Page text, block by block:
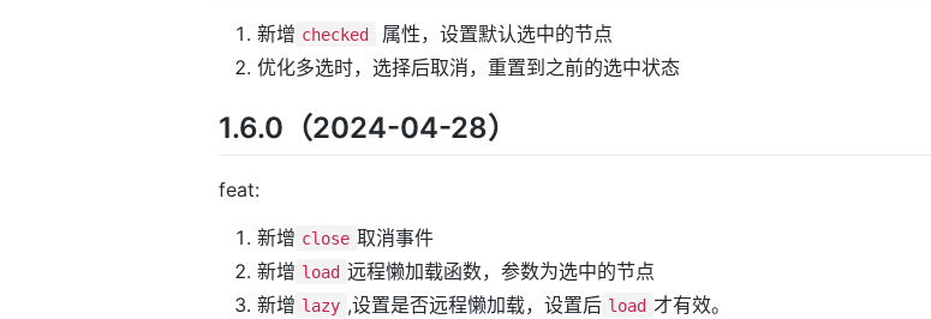
新增 checked
属性，设置默认选中的节点
优化多选时，选择后取消，重置到之前的选中状态
1.6.0（2024-04-28）
feat:
新增 close 取消事件
新增 load 远程懒加载函数，参数为选中的节点
新增 lazy ,设置是否远程懒加载，设置后 load 才有效。